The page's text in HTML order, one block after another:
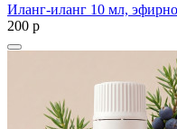
Иланг-иланг 10 мл,
200 p